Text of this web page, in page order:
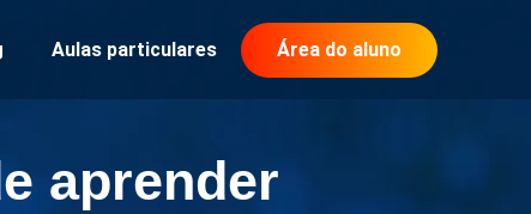
Aulas particulares Área do aluno
aprender